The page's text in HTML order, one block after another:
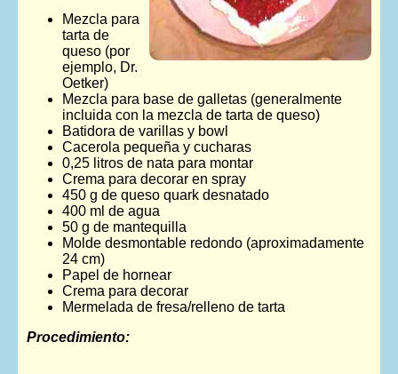
Mezcla para
tarta de
queso (por
ejemplo, Dr.
Oetker)
Mezcla para base de galletas (generalmente
incluida con la mezcla de tarta de queso)
Batidora de varillas y bowl
Cacerola pequeña y cucharas
0,25 litros de nata para montar
Crema para decorar en spray
450 g de queso quark desnatado
400 ml de agua
50 g de mantequilla
Molde desmontable redondo (aproximadamente
24 cm)
Papel de hornear
Crema para decorar
Mermelada de fresa/relleno de tarta
Procedimiento: